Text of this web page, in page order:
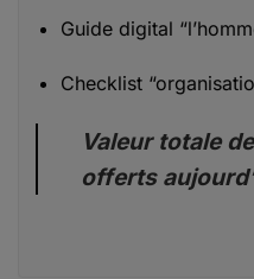
Guide digital
Checklist
Valeur totale
offerts